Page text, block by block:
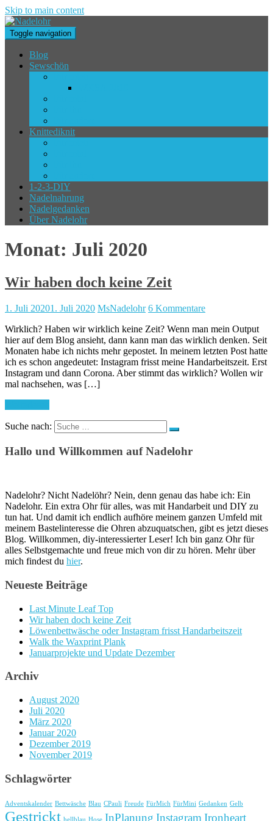
Skip to main content
Toggle navigation
Blog
Sewschön
Knittediknit
1-2-3-DIY
Nadelnahrung
Nadelgedanken
Über Nadelohr
Monat: Juli 2020
Wir haben doch keine Zeit
1. Juli 20201. Juli 2020 MsNadelohr 6 Kommentare
Wirklich? Haben wir wirklich keine Zeit? Wenn man mein Output
hier auf dem Blog ansieht, dann kann man das wirklich denken. Seit
Monaten habe ich nichts mehr gepostet. In meinem letzten Post hatte
ich es schon angedeutet: Instagram frisst meine Handarbeitszeit. Erst
Instagram und dann Corona. Aber stimmt das wirklich? Wollen wir
mal nachsehen, was […]
Suche nach:
Hallo und Willkommen auf Nadelohr
Nadelohr? Nicht Nadelöhr? Nein, denn genau das habe ich: Ein
Nadelohr. Ein extra Ohr für alles, was mit Handarbeit und DIY zu
tun hat. Und damit ich endlich aufhöre meinem ganzen Umfeld mit
meinem Bastelinteresse die Ohren abzuquatschen, gibt es jetzt dieses
Blog. Willkommen, diy-interessierter Leser! Ich bin ganz Ohr für
alles Selbstgemachte und freue mich von dir zu hören. Mehr über
mich findest du hier.
Neueste Beiträge
Last Minute Leaf Top
Wir haben doch keine Zeit
Löwenbettwäsche oder Instagram frisst Handarbeitszeit
Walk the Waxprint Plank
Januarprojekte und Update Dezember
Archiv
August 2020
Juli 2020
März 2020
Januar 2020
Dezember 2019
November 2019
Schlagwörter
Adventskalender Bettwäsche Blau CPauli Freude FürMich FürMini Gedanken Gelb
Gestrickt hellblau Hose InPlanung Instagram Ironheart